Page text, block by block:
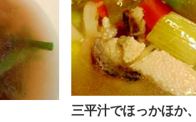
三平汁でほっかほか